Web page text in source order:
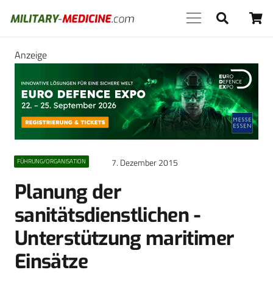
Anzeige
FÜHRUNG/ORGANISATION 7. Dezember 2015
Planung der
sanitätsdienstlichen ­
Unterstützung maritimer
Einsätze